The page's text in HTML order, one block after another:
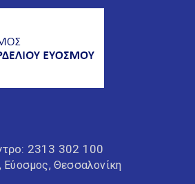
2313 302 100
Θεσσαλονίκη